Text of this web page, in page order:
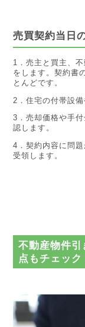
売買契約当日
1．売主と買主、
をします。契約書
とんどです。
2．住宅の付帯設
3．売却価格や手
認します。
4．契約内容に問
受領します。
不動産物件
点もチェック